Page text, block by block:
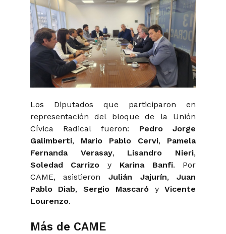
Los Diputados que participaron en
representación del bloque de la Unión
Cívica Radical fueron: Pedro Jorge
Galimberti, Mario Pablo Cervi, Pamela
Fernanda Verasay, Lisandro Nieri,
Soledad Carrizo y Karina Banfi. Por
CAME, asistieron Julián Jajurín,Juan
Pablo Diab,Sergio MascaróyVicente
Lourenzo.
Más de CAME